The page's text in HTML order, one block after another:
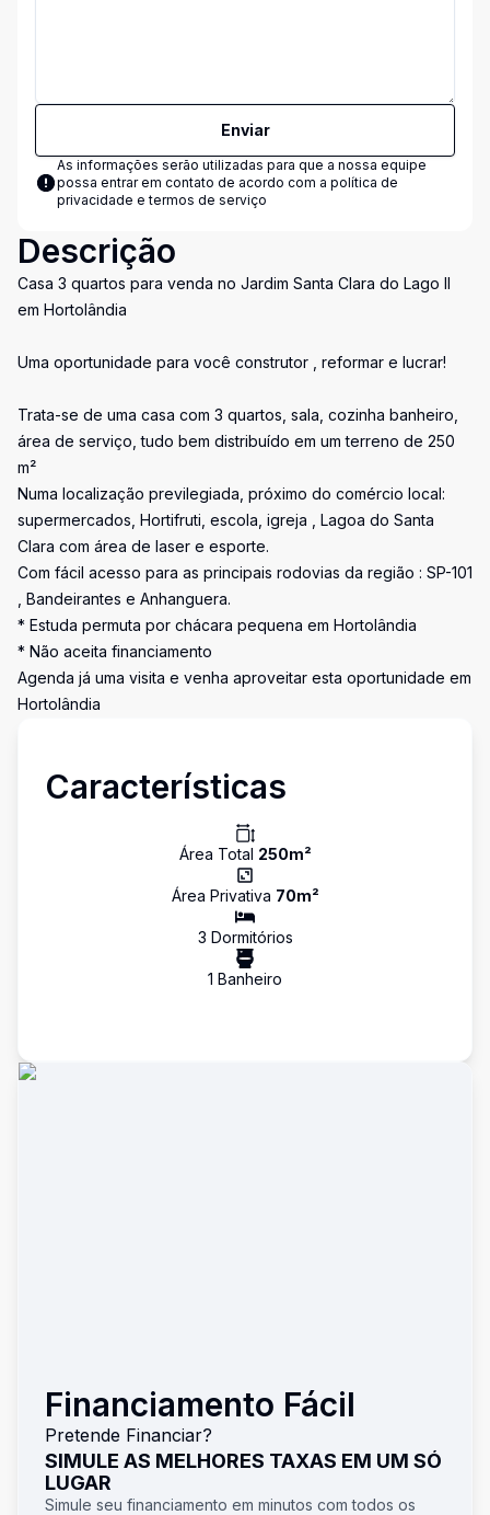
Enviar
As informações serão utilizadas para que a nossa equipe
possa entrar em contato de acordo com a política de
privacidade e termos de serviço
Descrição
Casa 3 quartos para venda no Jardim Santa Clara do Lago II
em Hortolândia
Uma oportunidade para você construtor , reformar e lucrar!
Trata-se de uma casa com 3 quartos, sala, cozinha banheiro,
área de serviço, tudo bem distribuído em um terreno de 250
m²
Numa localização previlegiada, próximo do comércio local:
supermercados, Hortifruti, escola, igreja , Lagoa do Santa
Clara com área de laser e esporte.
Com fácil acesso para as principais rodovias da região : SP-101
, Bandeirantes e Anhanguera.
* Estuda permuta por chácara pequena em Hortolândia
* Não aceita financiamento
Agenda já uma visita e venha aproveitar esta oportunidade em
Hortolândia
Características
Área Total 250m²
Área Privativa 70m²
3 Dormitórios
1 Banheiro
Financiamento Fácil
Pretende Financiar?
SIMULE AS MELHORES TAXAS EM UM SÓ
LUGAR
Simule seu financiamento em minutos com todos os